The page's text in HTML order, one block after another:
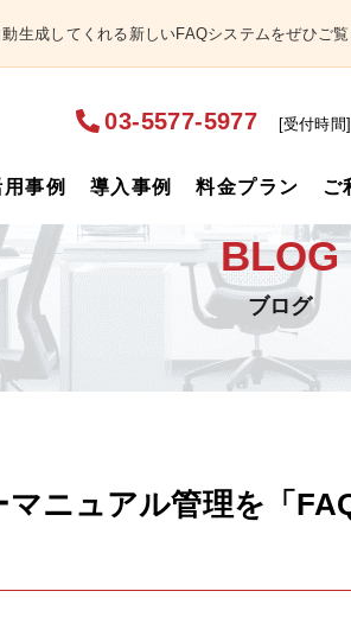
生成してくれる新しいFAQシステムをぜひご覧
03-5577-5977 [受付時
事例 導入事例 料金プラン ご
BLOG
ブログ
ニュアル管理を「